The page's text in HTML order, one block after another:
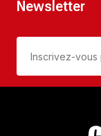
Newsletter